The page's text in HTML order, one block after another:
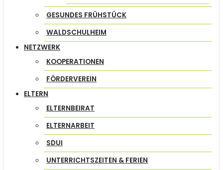
GESUNDES FRÜHSTÜCK
WALDSCHULHEIM
NETZWERK
KOOPERATIONEN
FÖRDERVEREIN
ELTERN
ELTERNBEIRAT
ELTERNARBEIT
SDUI
UNTERRICHTSZEITEN & FERIEN